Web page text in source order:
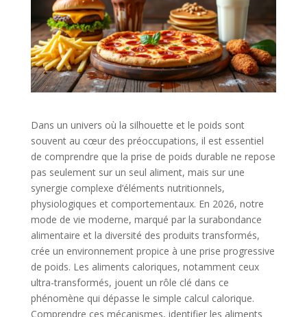
Dans un univers où la silhouette et le poids sont
souvent au cœur des préoccupations, il est essentiel
de comprendre que la prise de poids durable ne repose
pas seulement sur un seul aliment, mais sur une
synergie complexe d’éléments nutritionnels,
physiologiques et comportementaux. En 2026, notre
mode de vie moderne, marqué par la surabondance
alimentaire et la diversité des produits transformés,
crée un environnement propice à une prise progressive
de poids. Les aliments caloriques, notamment ceux
ultra-transformés, jouent un rôle clé dans ce
phénomène qui dépasse le simple calcul calorique.
Comprendre ces mécanismes, identifier les aliments